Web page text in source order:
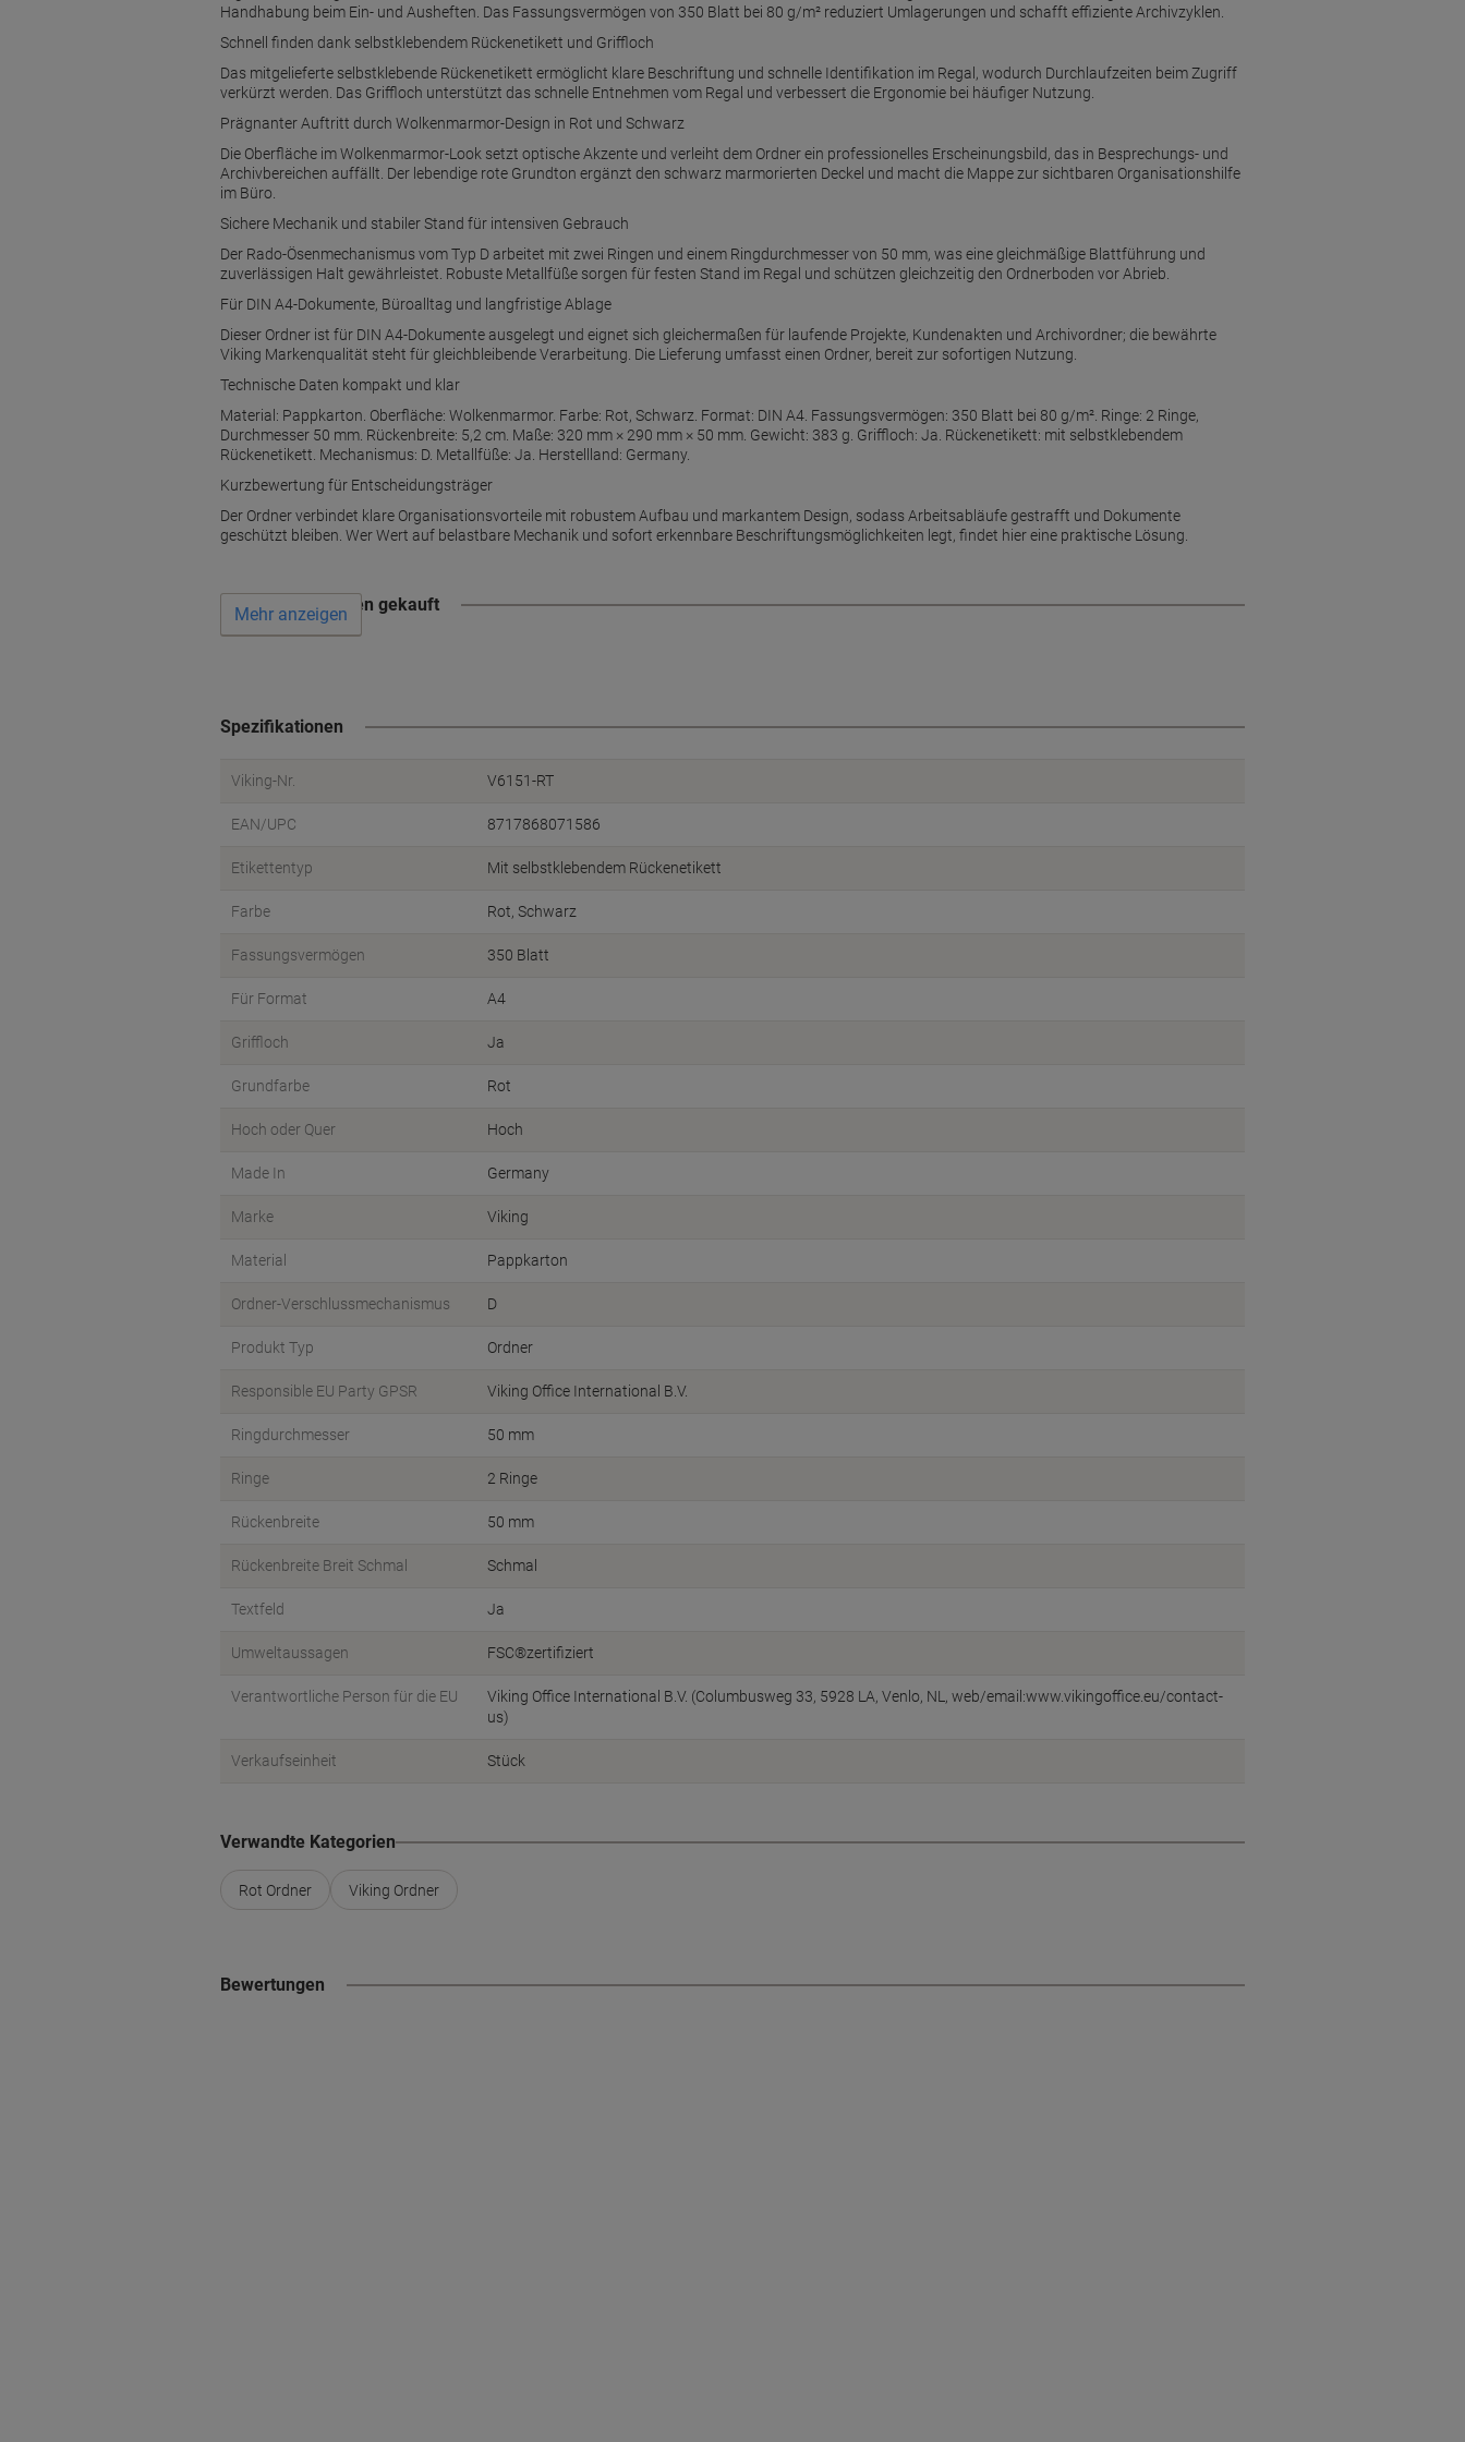
Handhabung beim Ein- und Ausheften. Das Fassungsvermögen von 350 Blatt bei 80 g/m² reduziert Umlagerungen und schafft effiziente Archivzyklen.
Schnell finden dank selbstklebendem Rückenetikett und Griffloch
Das mitgelieferte selbstklebende Rückenetikett ermöglicht klare Beschriftung und schnelle Identifikation im Regal, wodurch Durchlaufzeiten beim Zugriff
verkürzt werden. Das Griffloch unterstützt das schnelle Entnehmen vom Regal und verbessert die Ergonomie bei häufiger Nutzung.
Prägnanter Auftritt durch Wolkenmarmor-Design in Rot und Schwarz
Die Oberfläche im Wolkenmarmor-Look setzt optische Akzente und verleiht dem Ordner ein professionelles Erscheinungsbild, das in Besprechungs- und
Archivbereichen auffällt. Der lebendige rote Grundton ergänzt den schwarz marmorierten Deckel und macht die Mappe zur sichtbaren Organisationshilfe
im Büro.
Sichere Mechanik und stabiler Stand für intensiven Gebrauch
Der Rado-Ösenmechanismus vom Typ D arbeitet mit zwei Ringen und einem Ringdurchmesser von 50 mm, was eine gleichmäßige Blattführung und
zuverlässigen Halt gewährleistet. Robuste Metallfüße sorgen für festen Stand im Regal und schützen gleichzeitig den Ordnerboden vor Abrieb.
Für DIN A4-Dokumente, Büroalltag und langfristige Ablage
Dieser Ordner ist für DIN A4-Dokumente ausgelegt und eignet sich gleichermaßen für laufende Projekte, Kundenakten und Archivordner; die bewährte
Viking Markenqualität steht für gleichbleibende Verarbeitung. Die Lieferung umfasst einen Ordner, bereit zur sofortigen Nutzung.
Technische Daten kompakt und klar
Material: Pappkarton. Oberfläche: Wolkenmarmor. Farbe: Rot, Schwarz. Format: DIN A4. Fassungsvermögen: 350 Blatt bei 80 g/m². Ringe: 2 Ringe,
Durchmesser 50 mm. Rückenbreite: 5,2 cm. Maße: 320 mm × 290 mm × 50 mm. Gewicht: 383 g. Griffloch: Ja. Rückenetikett: mit selbstklebendem
Rückenetikett. Mechanismus: D. Metallfüße: Ja. Herstellland: Germany.
Kurzbewertung für Entscheidungsträger
Der Ordner verbindet klare Organisationsvorteile mit robustem Aufbau und markantem Design, sodass Arbeitsabläufe gestrafft und Dokumente
geschützt bleiben. Wer Wert auf belastbare Mechanik und sofort erkennbare Beschriftungsmöglichkeiten legt, findet hier eine praktische Lösung.
Wird oft zusammen gekauft
Mehr anzeigen
Spezifikationen
Viking-Nr. V6151-RT
EAN/UPC 8717868071586
Etikettentyp Mit selbstklebendem Rückenetikett
Farbe Rot, Schwarz
Fassungsvermögen 350 Blatt
Für Format A4
Griffloch Ja
Grundfarbe Rot
Hoch oder Quer Hoch
Made In Germany
Marke Viking
Material Pappkarton
Ordner-Verschlussmechanismus D
Produkt Typ Ordner
Responsible EU Party GPSR Viking Office International B.V.
Ringdurchmesser 50 mm
Ringe 2 Ringe
Rückenbreite 50 mm
Rückenbreite Breit Schmal Schmal
Textfeld Ja
Umweltaussagen FSC®zertifiziert
Verantwortliche Person für die EU
Viking Office International B.V. (Columbusweg 33, 5928 LA, Venlo, NL, web/email:www.vikingoffice.eu/contact-
us)
Verkaufseinheit Stück
Verwandte Kategorien
Rot Ordner Viking Ordner
Bewertungen